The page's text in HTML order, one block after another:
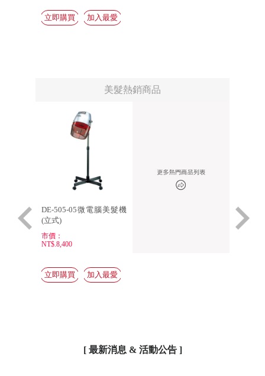
美髮熱銷商品
龍電動
BASIC-
DE-505-05微電腦美髮機
(立式)
市價：
NT$.8,400
【
鏡台
[ 最新消息 & 活動公告 ]